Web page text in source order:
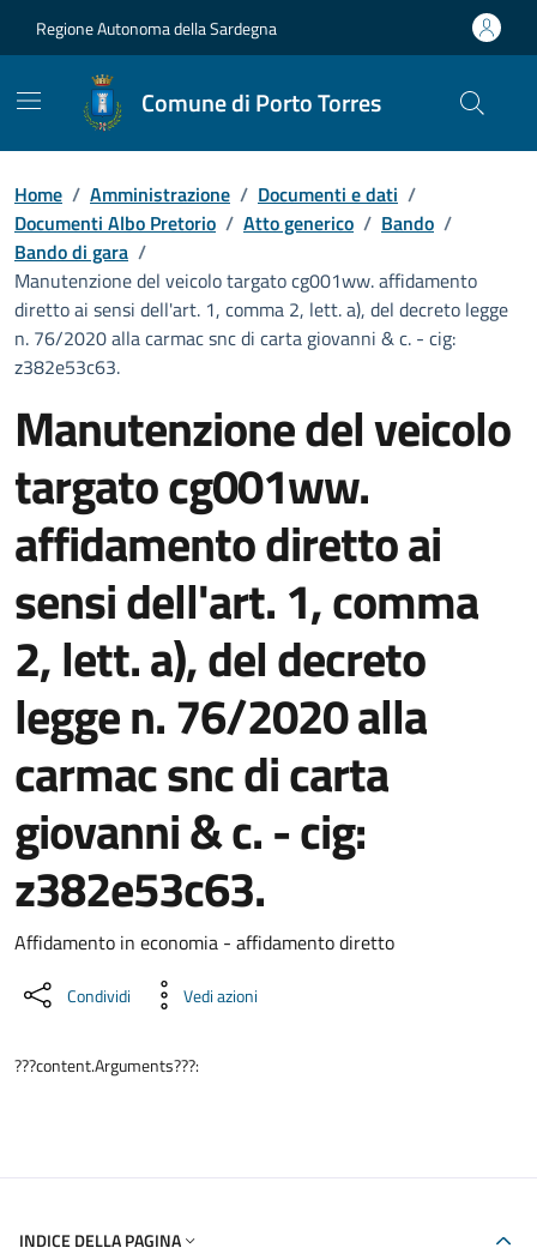
Regione Autonoma della Sardegna
Comune di Porto Torres
Home / Amministrazione / Documenti e dati /
Documenti Albo Pretorio / Atto generico / Bando /
Bando di gara /
Manutenzione del veicolo targato cg001ww. affidamento
diretto ai sensi dell'art. 1, comma 2, lett. a), del decreto legge
n. 76/2020 alla carmac snc di carta giovanni & c. - cig:
z382e53c63.
Manutenzione del veicolo
targato cg001ww.
affidamento diretto ai
sensi dell'art. 1, comma
2, lett. a), del decreto
legge n. 76/2020 alla
carmac snc di carta
giovanni & c. - cig:
z382e53c63.
Dettaglio del documento
Affidamento in economia - affidamento diretto
Condividi Vedi azioni
???content.Arguments???:
INDICE DELLA PAGINA